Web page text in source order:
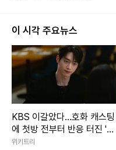
이 시각 주요뉴스
KBS 이갈았다…호화 캐스팅
에 첫방 전부터 반응 터진 '한
국 드라마'
위키트리